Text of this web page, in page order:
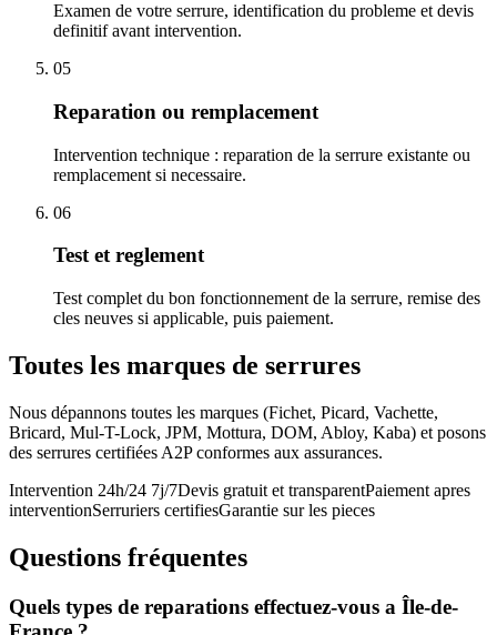
Examen de votre serrure, identification du probleme et devis
definitif avant intervention.
05
Reparation ou remplacement
Intervention technique : reparation de la serrure existante ou
remplacement si necessaire.
06
Test et reglement
Test complet du bon fonctionnement de la serrure, remise des
cles neuves si applicable, puis paiement.
Toutes les marques de serrures
Nous dépannons toutes les marques (Fichet, Picard, Vachette,
Bricard, Mul-T-Lock, JPM, Mottura, DOM, Abloy, Kaba) et posons
des serrures certifiées A2P conformes aux assurances.
Intervention 24h/24 7j/7Devis gratuit et transparentPaiement apres
interventionSerruriers certifiesGarantie sur les pieces
Questions fréquentes
Quels types de reparations effectuez-vous a Île-de-